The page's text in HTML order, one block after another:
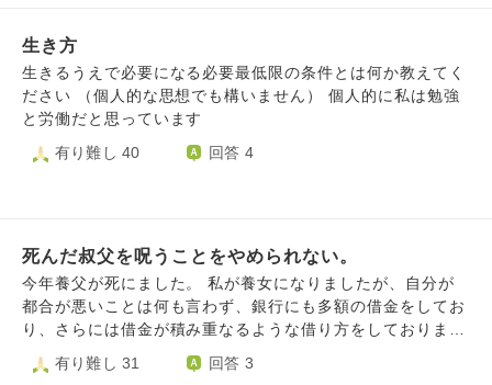
間とフットサルのマネージャーや野球観戦をしています。春
頃に自転車で通勤中に事故にあい危ない状況でしたが、奇跡
的に回復していまではジョギングを楽しんで居ます。それは
良いことなんですが、弟にお金大丈夫？と聞いたら会社が出
たら大学のお金出したい言ったら自分で使ったほうが良い
にはさせたくないのです。高卒で就活したりするのは大変だ
ということ。自分は子供できないだろうということ。弟には
分かって欲しいです。だから結婚して子供作れとは言えない
ですが、このままだと絶家になってしまいます。私たち一族
良いのでしょうか？
生き方
生きるうえで必要になる必要最低限の条件とは何か教えてく
ださい （個人的な思想でも構いません） 個人的に私は勉強
と労働だと思っています
有り難し 40
回答 4
死んだ叔父を呪うことをやめられない。
今年養父が死にました。 私が養女になりましたが、自分が
都合が悪いことは何も言わず、銀行にも多額の借金をしてお
り、さらには借金が積み重なるような借り方をしておりまし
た。人間関係もぐちゃぐちゃで、養父が離婚した前妻の事ま
で処理させられました。 私は、必至になって会社関係の実
有り難し 31 回答 3